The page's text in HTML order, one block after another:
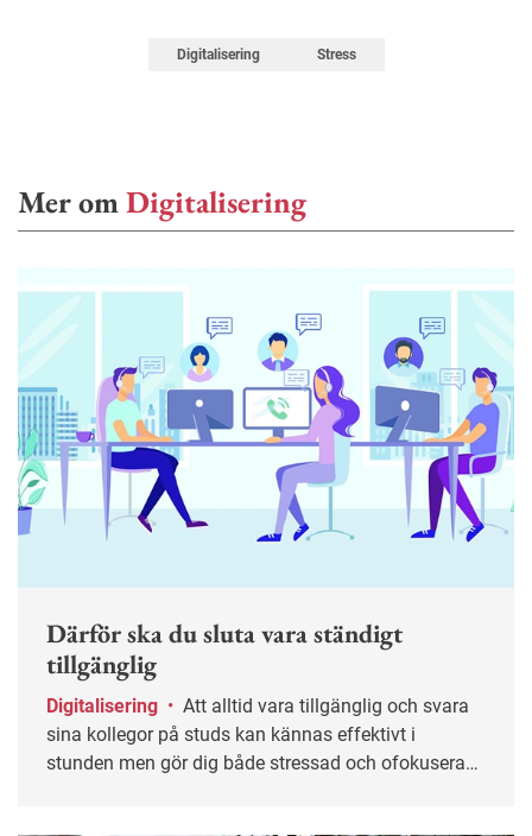
Digitalisering Stress
Mer omDigitalisering
Därför ska du sluta vara ständigt
tillgänglig
Digitalisering •
sina kollegor på studs kan kännas effektivt i
stunden men gör dig både stressad och ofokuserad.